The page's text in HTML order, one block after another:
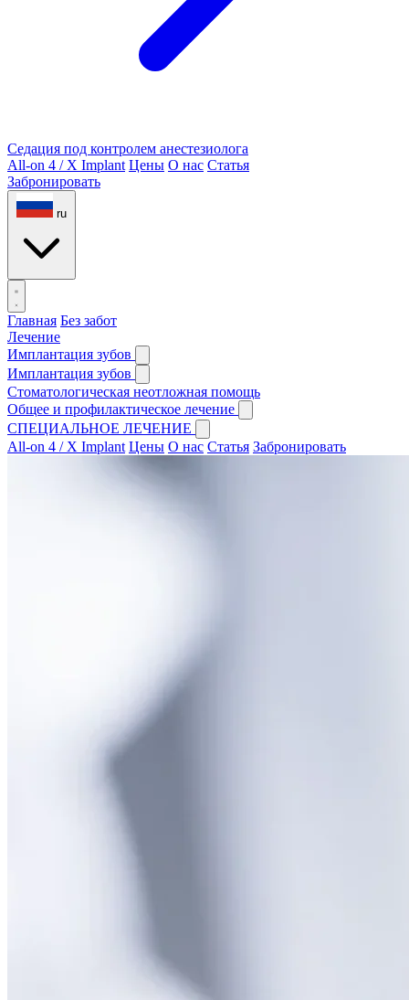
Седация под контролем анестезиолога
All-on 4 / X Implant Цены О нас Статья
Забронировать
ru
Главная Без забот
Лечение
Имплантация зубов
Имплантация зубов
Стоматологическая неотложная помощь
Общее и профилактическое лечение
СПЕЦИАЛЬНОЕ ЛЕЧЕНИЕ
All-on 4 / X Implant Цены О нас Статья Забронировать